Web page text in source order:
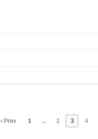
Prev 1 ... 2 3 4